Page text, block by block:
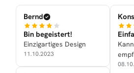
Bernd
Bin begeistert!
Einzigartiges Design
11.10.2023